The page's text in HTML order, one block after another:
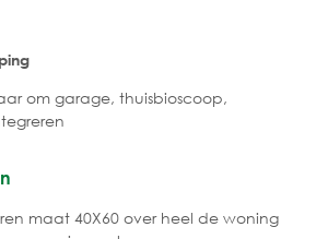
om garage, thuisbioscoop,
maat 40X60 over heel de woning